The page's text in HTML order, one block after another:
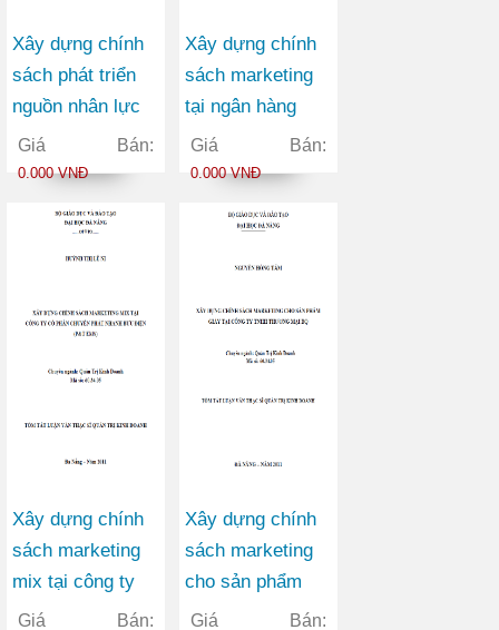
Xây dựng chính
sách phát triển
nguồn nhân lực
tại trường cao
đẳng giao thông
giai đoạn 2010-
Giá Bán:
0.000 VNĐ
Xây dựng chính
sách marketing
tại ngân hàng
thương mại cổ
phần Việt Nam
nhánh Đà Nẵng
Giá Bán:
0.000 VNĐ
Xây dựng chính
sách marketing
mix tại công ty
cổ phần chuyển
Giá Bán:
Xây dựng chính
sách marketing
cho sản phẩm
giày tại công ty
Giá Bán: